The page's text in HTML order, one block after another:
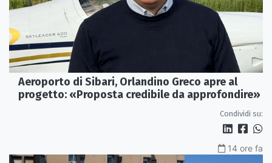
Aeroporto di Sibari, Orlandino Greco apre al
progetto: «Proposta credibile da approfondire»
Condividi su:
14 ore fa